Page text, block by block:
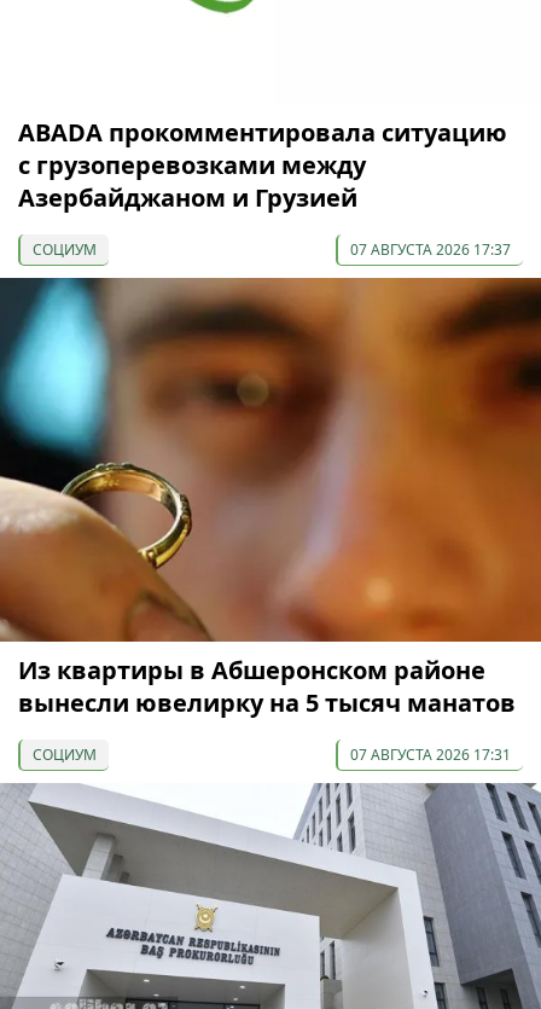
ABADA прокомментировала ситуацию
с грузоперевозками между
Азербайджаном и Грузией
СОЦИУМ 07 АВГУСТА 2026 17:37
Из квартиры в Абшеронском районе
вынесли ювелирку на 5 тысяч манатов
СОЦИУМ 07 АВГУСТА 2026 17:31